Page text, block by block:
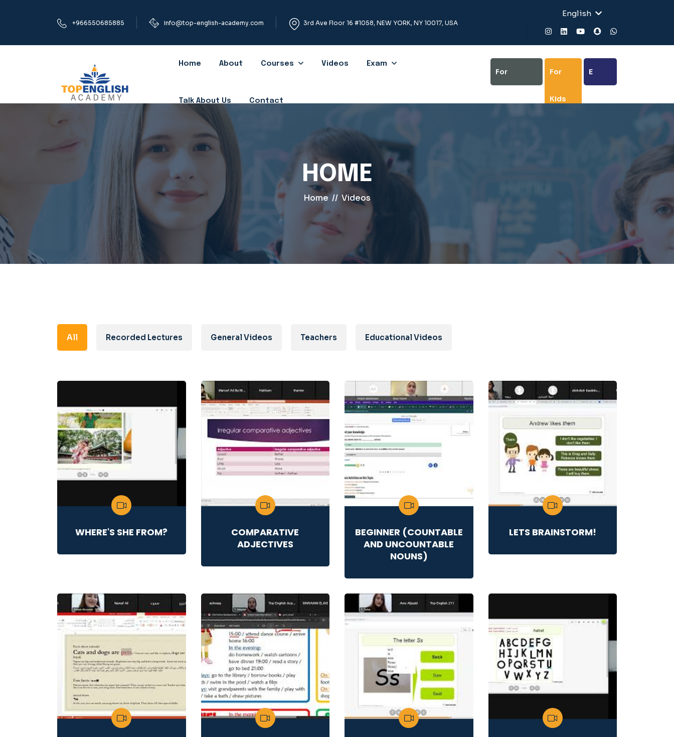
+966550685885 info@top-english-academy.com 3rd Ave Floor 16 #1058, NEW YORK, NY 10017, USA
English
Home About Courses Videos Exam
Talk About Us Contact
For For
Kids
E
HOME
Home // Videos
All Recorded Lectures General Videos Teachers Educational Videos
WHERE'S SHE FROM?
COMPARATIVE
ADJECTIVES
BEGINNER (COUNTABLE
AND UNCOUNTABLE
NOUNS)
LETS BRAINSTORM!